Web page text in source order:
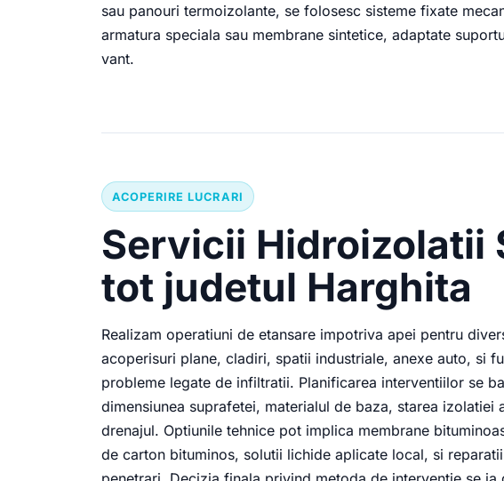
sau panouri termoizolante, se folosesc sisteme fixate
armatura speciala sau membrane sintetice, adaptate
vant.
ACOPERIRE LUCRARI
Servicii Hidroizolatii
tot judetul Harghita
Realizam operatiuni de etansare impotriva apei pentru
acoperisuri plane, cladiri, spatii industriale, anexe auto, si
probleme legate de infiltratii. Planificarea interventiilor se
dimensiunea suprafetei, materialul de baza, starea izolatiei
drenajul. Optiunile tehnice pot implica membrane
de carton bituminos, solutii lichide aplicate local, si